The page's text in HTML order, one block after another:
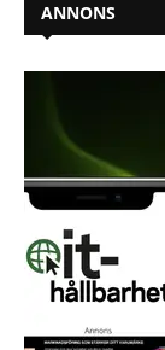
ANNONS